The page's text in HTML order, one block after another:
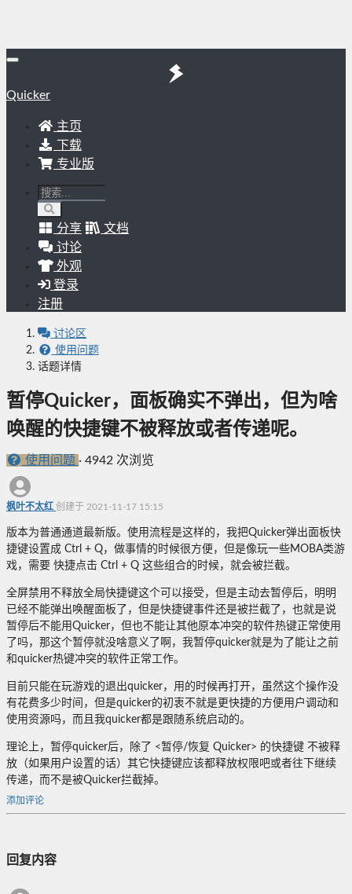
Quicker
主页
下载
专业版
分享
文档
讨论
外观
登录
注册
讨论区
使用问题
话题详情
暂停Quicker，面板确实不弹出，但为啥
唤醒的快捷键不被释放或者传递呢。
使用问题 · 4942 次浏览
枫叶不太红 创建于 2021-11-17 15:15
版本为普通通道最新版。使用流程是这样的，我把Quicker弹出面板快
捷键设置成 Ctrl + Q，做事情的时候很方便，但是像玩一些MOBA类游
戏，需要 快捷点击 Ctrl + Q 这些组合的时候，就会被拦截。
全屏禁用不释放全局快捷键这个可以接受，但是主动去暂停后，明明
已经不能弹出唤醒面板了，但是快捷键事件还是被拦截了，也就是说
暂停后不能用Quicker，但也不能让其他原本冲突的软件热键正常使用
了吗，那这个暂停就没啥意义了啊，我暂停quicker就是为了能让之前
和quicker热键冲突的软件正常工作。
目前只能在玩游戏的退出quicker，用的时候再打开，虽然这个操作没
有花费多少时间，但是quicker的初衷不就是更快捷的方便用户调动和
使用资源吗，而且我quicker都是跟随系统启动的。
理论上，暂停quicker后，除了 <暂停/恢复 Quicker> 的快捷键 不被释
放（如果用户设置的话）其它快捷键应该都释放权限吧或者往下继续
传递，而不是被Quicker拦截掉。
添加评论
回复内容